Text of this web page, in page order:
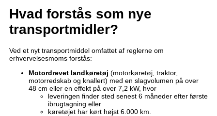
Hvad forstås som nye
transportmidler?
Ved et nyt transportmiddel omfattet af reglerne om
erhvervelsesmoms forstås:
Motordrevet landkøretøj (motorkøretøj, traktor,
motorredskab og knallert) med en slagvolumen på over
48 cm eller en effekt på over 7,2 kW, hvor
leveringen finder sted senest 6 måneder efter første
ibrugtagning eller
køretøjet har kørt højst 6.000 km.